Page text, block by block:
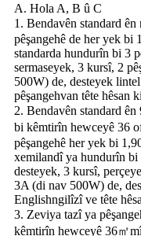
A. Hola A, B û C
1. Bendavên standard
pêşangehê de her yek
standarda hundurîn bi 3
sermaseyek, 3 kursî, 2
500W) de, desteyek
pêşangehvan tête hêsan
2. Bendavên standard
bi kêmtirîn hewceyê 36
pêşangehê her yek bi
xemilandî ya hundurîn bi
desteyek, 3 kursî,
3A (di nav 500W) de,
Englishngilîzî ve tête
3. Zeviya tazî ya
kêmtirîn hewceyê 36㎡